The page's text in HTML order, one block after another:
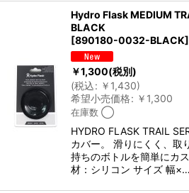
Hydro Flask MEDIUM
BLACK
[890180-0032-BLACK]
￥1,300(税別)
(税込: ￥ 1,430)
希望小売価格: ￥ 1,300
在庫数 ◯
HYDRO FLASK TRAIL
カバー。 滑りにくく、取
持ちのボトルを簡単にカ
材：シリコン サイズ 幅×…